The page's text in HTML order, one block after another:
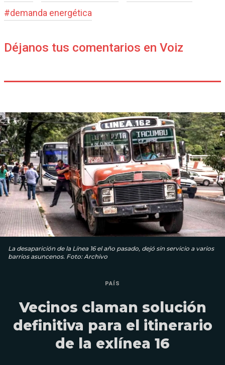
#demanda energética
Déjanos tus comentarios en Voiz
La desaparición de la Línea 16 el año pasado, dejó sin servicio a varios
barrios asuncenos. Foto: Archivo
PAÍS
Vecinos claman solución
definitiva para el itinerario
de la exlínea 16